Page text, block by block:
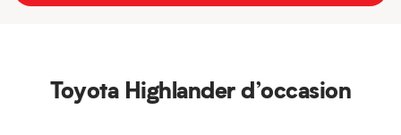
Toyota Highlander d’occasion